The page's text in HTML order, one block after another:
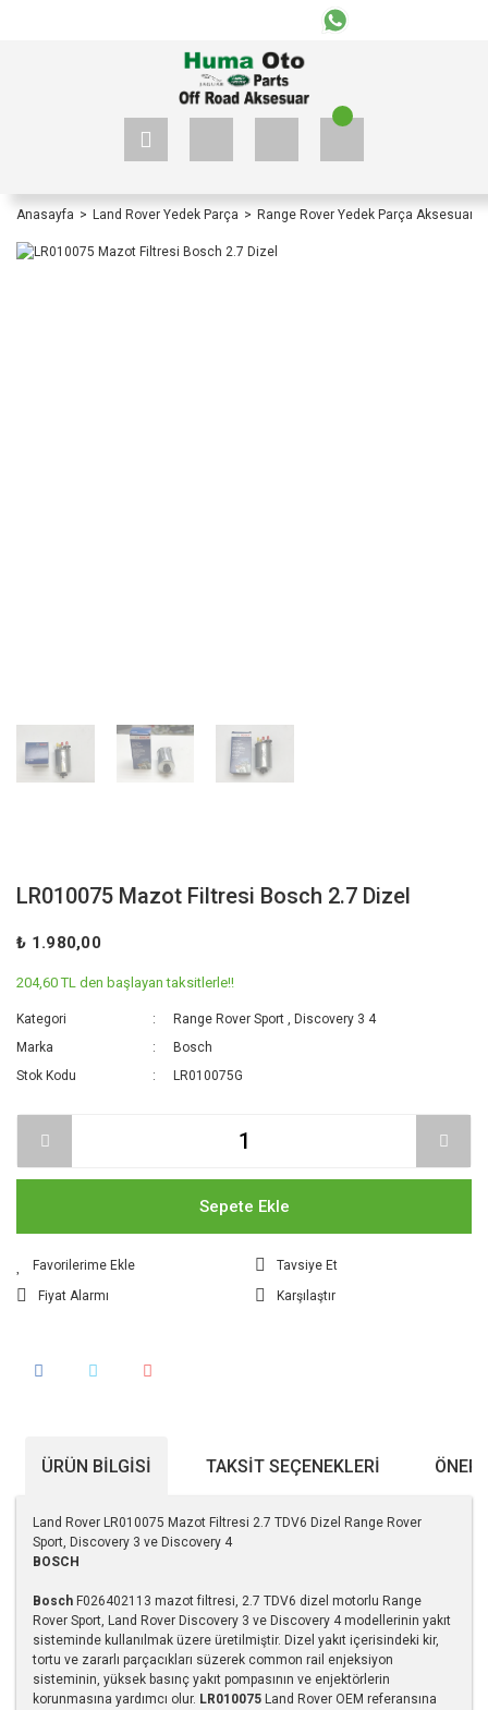
Anasayfa Land Rover Yedek Parça Range Rover Yedek Parça Aksesuar
LR010075 Mazot Filtresi Bosch 2.7 Dizel
₺ 1.980,00
204,60 TL den başlayan taksitlerle!!
Kategori Range Rover Sport , Discovery 3 4
Marka
Bosch
Stok Kodu
LR010075G
Sepete Ekle
Tavsiye Et
Fiyat Alarmı
Karşılaştır
ÜRÜN BILGISI TAKSIT SEÇENEKLERI
Land Rover LR010075 Mazot Filtresi 2.7 TDV6 Dizel Range Rover
Sport, Discovery 3 ve Discovery 4
BOSCH
Bosch F026402113 mazot filtresi, 2.7 TDV6 dizel motorlu Range
Rover Sport, Land Rover Discovery 3 ve Discovery 4 modellerinin yakıt
sisteminde kullanılmak üzere üretilmiştir. Dizel yakıt içerisindeki kir,
tortu ve zararlı parçacıkları süzerek common rail enjeksiyon
sisteminin, yüksek basınç yakıt pompasının ve enjektörlerin
korunmasına yardımcı olur. LR010075 Land Rover OEM referansına